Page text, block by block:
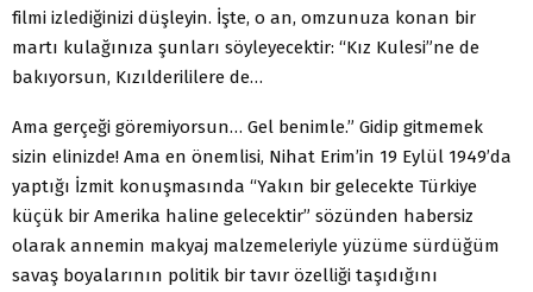
filmi izlediğinizi düşleyin. İşte, o an, omzunuza konan bir
martı kulağınıza şunları söyleyecektir: “Kız Kulesi”ne de
bakıyorsun, Kızılderililere de…
Ama gerçeği göremiyorsun… Gel benimle.” Gidip gitmemek
sizin elinizde! Ama en önemlisi, Nihat Erim’in 19 Eylül 1949’da
yaptığı İzmit konuşmasında “Yakın bir gelecekte Türkiye
küçük bir Amerika haline gelecektir” sözünden habersiz
olarak annemin makyaj malzemeleriyle yüzüme sürdüğüm
savaş boyalarının politik bir tavır özelliği taşıdığını